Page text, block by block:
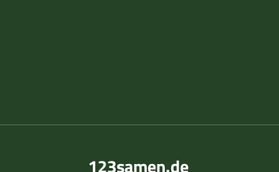
123samen.de